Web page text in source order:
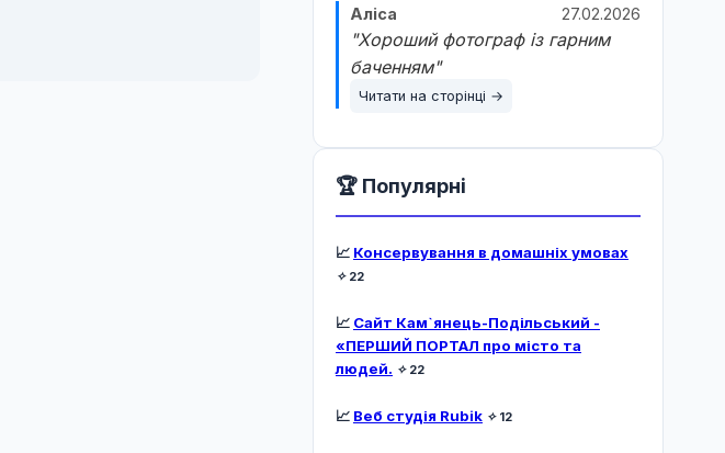
Аліса 27.02.2026
"Хороший фотограф із гарним
баченням"
Читати на сторінці →
🏆 Популярні
📈 Консервування в домашніх умовах
✧22
📈 Сайт Кам`янець-Подільський -
«ПЕРШИЙ ПОРТАЛ про місто та
людей. ✧22
📈 Веб студія Rubik ✧12